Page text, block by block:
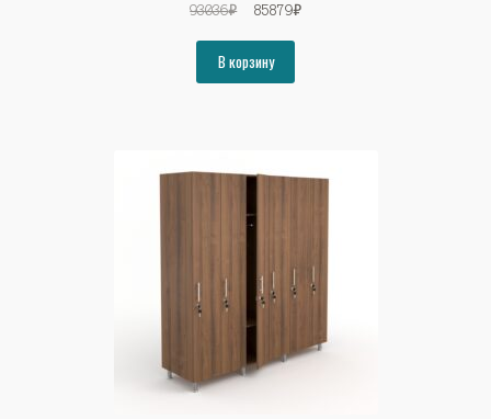
93036₽
Первоначальная
составляла
93036₽.
85879₽Текущая
В корзину